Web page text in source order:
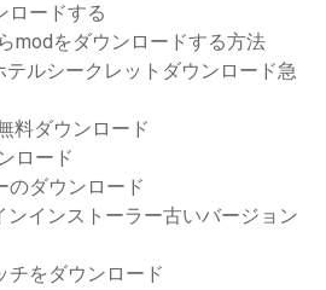
ロードする
modをダウンロードする方法
テルシークレットダウンロード急
料ダウンロード
ロード
のダウンロード
ンインストーラー古いバージョン
チをダウンロード